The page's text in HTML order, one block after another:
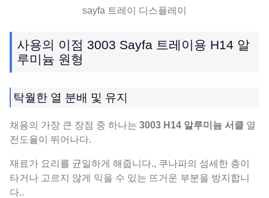
sayfa 트레이 디스플레이
사용의 이점 3003 Sayfa 트레이용 H14 알
루미늄 원형
탁월한 열 분배 및 유지
채용의 가장 큰 장점 중 하나는 3003 H14 알루미늄 서클 열
전도율이 뛰어나다.
재료가 요리를 균일하게 해줍니다., 쿠나파의 섬세한 층이
타거나 고르지 않게 익을 수 있는 뜨거운 부분을 방지합니
다..